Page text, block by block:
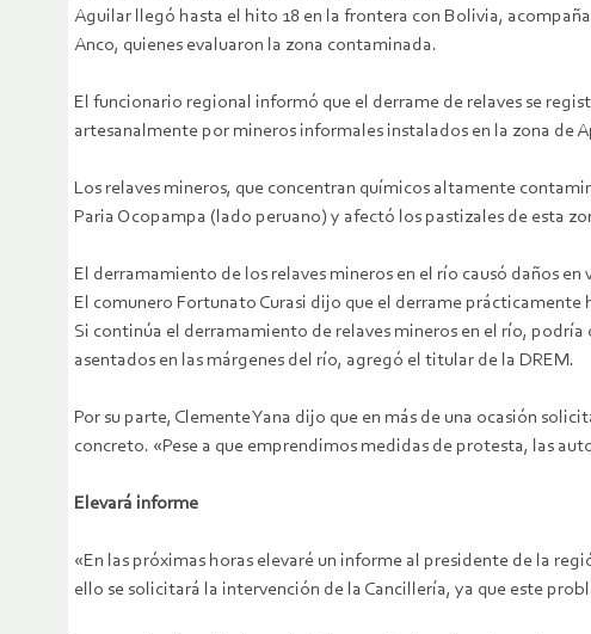
Aguilar llegó hasta el hito 18 en la frontera con Bolivia,
Anco, quienes evaluaron la zona contaminada.
El funcionario regional informó que el derrame de relaves se
artesanalmente por mineros informales instalados en la zona de
Los relaves mineros, que concentran químicos altamente
Paria Ocopampa (lado peruano) y afectó los pastizales de esta
El derramamiento de los relaves mineros en el río causó daños
El comunero Fortunato Curasi dijo que el derrame
Si continúa el derramamiento de relaves mineros en el río,
asentados en las márgenes del río, agregó el titular de la DREM.
Por su parte, Clemente Yana dijo que en más de una ocasión
concreto. «Pese a que emprendimos medidas de protesta, las
Elevará informe
«En las próximas horas elevaré un informe al presidente de la
ello se solicitará la intervención de la Cancillería, ya que este